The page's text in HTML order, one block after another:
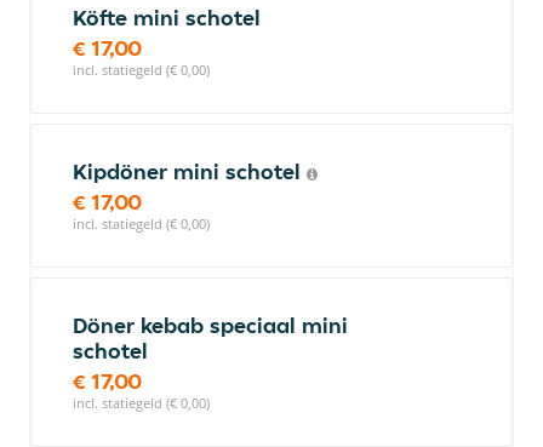
Köfte mini schotel
€ 17,00
incl. statiegeld (€ 0,00)
Kipdöner mini schotel
€ 17,00
incl. statiegeld (€ 0,00)
Döner kebab speciaal mini
schotel
€ 17,00
incl. statiegeld (€ 0,00)